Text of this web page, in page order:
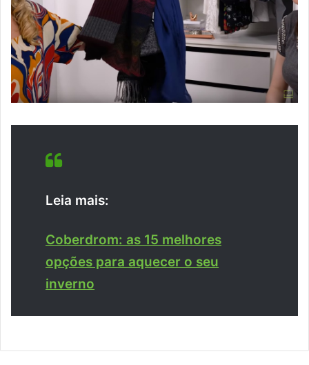
Leia mais:
Coberdrom: as 15 melhores
opções para aquecer o seu
inverno